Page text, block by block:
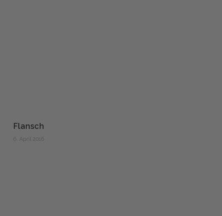
Flansch
6. April 2016